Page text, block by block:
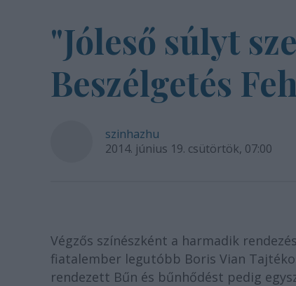
"Jóleső súlyt
Beszélgetés
szinhazhu
2014. június 19. csütörtök, 07:00
Végzős színészként a harmadik
fiatalember legutóbb Boris Vian
rendezett Bűn és bűnhődést pedig